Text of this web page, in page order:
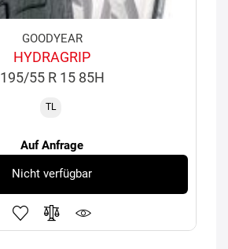
GOODYEAR
HYDRAGRIP
195/55 R 15 85H
TL
Auf Anfrage
Nicht verfügbar